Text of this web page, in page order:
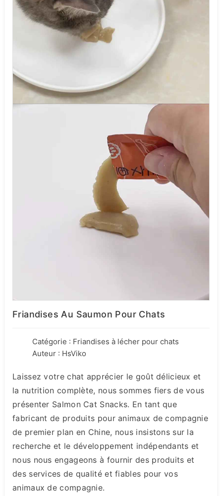
Friandises Au Saumon Pour Chats
Catégorie : Friandises à lécher pour chats
Auteur : HsViko
Laissez votre chat apprécier le goût délicieux et
la nutrition complète, nous sommes fiers de vous
présenter Salmon Cat Snacks. En tant que
fabricant de produits pour animaux de compagnie
de premier plan en Chine, nous insistons sur la
recherche et le développement indépendants et
nous nous engageons à fournir des produits et
des services de qualité et fiables pour vos
animaux de compagnie.